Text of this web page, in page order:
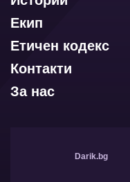
Екип
Етичен кодекс
Контакти
За нас
Darik.bg